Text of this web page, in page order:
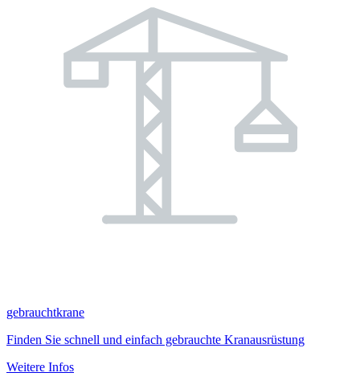
gebrauchtkrane
Finden Sie schnell und einfach gebrauchte Kranausrüstung
Weitere Infos